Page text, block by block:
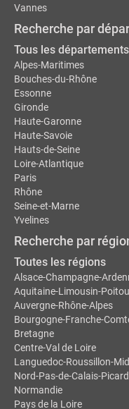
Vannes
Recherche par
Tous les départements
Alpes-Maritimes
Bouches-du-Rhône
Essonne
Gironde
Haute-Garonne
Haute-Savoie
Hauts-de-Seine
Loire-Atlantique
Paris
Rhône
Seine-et-Marne
Yvelines
Recherche par
Toutes les régions
Alsace-Champagne-
Aquitaine-Limousin-
Auvergne-Rhône-Alpes
Bourgogne-Franche-
Bretagne
Centre-Val de Loire
Languedoc-Roussillon-
Nord-Pas-de-Calais-
Normandie
Pays de la Loire